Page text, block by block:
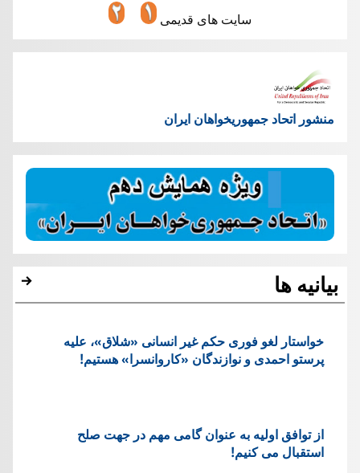
سایت های قدیمی
منشور اتحاد جمهوریخواهان ایران
بیانیه ها
خواستار لغو فوری حکم غیر انسانی «شلاق»، علیه
پرستو احمدی و نوازندگان «کاروانسرا» هستیم!
از توافق اولیه به عنوان گامی مهم در جهت صلح
استقبال می کنیم!